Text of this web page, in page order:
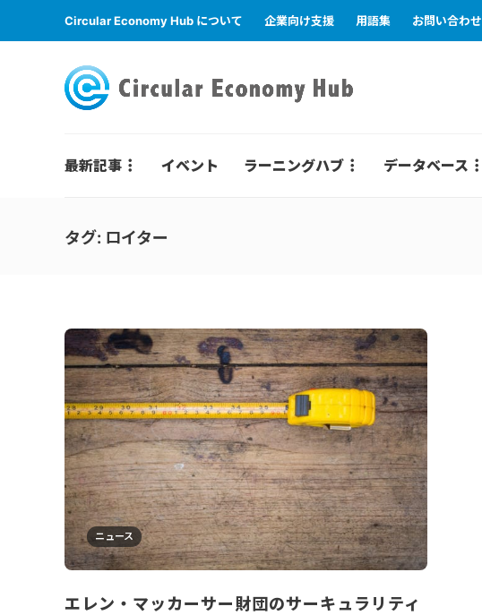
Circular Economy Hub について 企業向け支援 用語集 お問い合わせ
最新記事 イベント ラーニングハブ データベース
タグ: ロイター
ニュース
エレン・マッカーサー財団のサーキュラリティ